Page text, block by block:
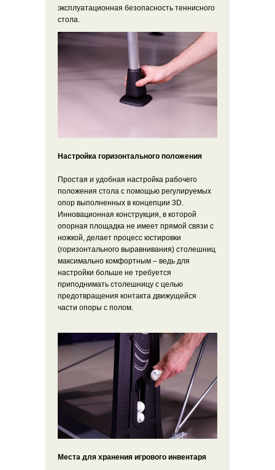
эксплуатационная безопасность теннисного
стола.
Настройка горизонтального положения
Простая и удобная настройка рабочего
положения стола с помощью регулируемых
опор выполненных в концепции 3D.
Инновационная конструкция, в которой
опорная площадка не имеет прямой связи с
ножкой, делает процесс юстировки
(горизонтального выравнивания) столешниц
максимально комфортным – ведь для
настройки больше не требуется
приподнимать столешницу с целью
предотвращения контакта движущейся
части опоры с полом.
Места для хранения игрового инвентаря